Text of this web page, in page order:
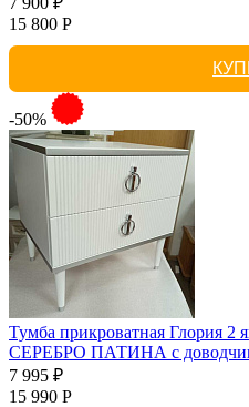
15 800 Р
-50%
Тумба прикроватная Глория
СЕРЕБРО ПАТИНА с
7 995 ₽
15 990 Р